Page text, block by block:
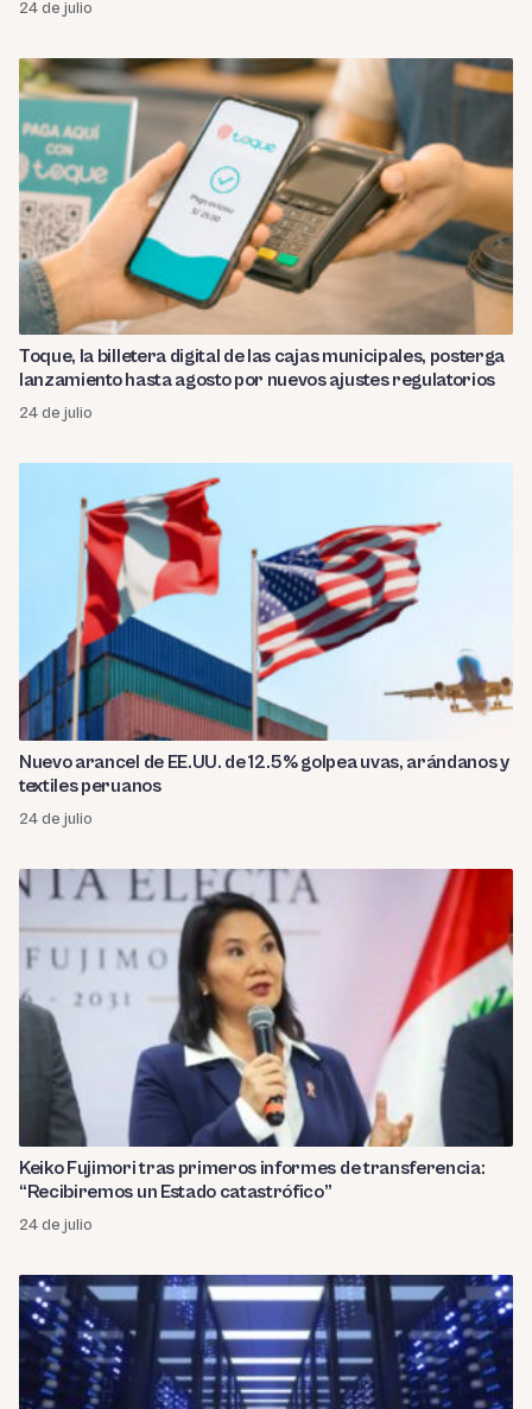
24 de julio
Toque, la billetera digital de las cajas municipales, posterga
lanzamiento hasta agosto por nuevos ajustes regulatorios
24 de julio
Nuevo arancel de EE.UU. de 12.5% golpea uvas, arándanos y
textiles peruanos
24 de julio
Keiko Fujimori tras primeros informes de transferencia:
“Recibiremos un Estado catastrófico”
24 de julio